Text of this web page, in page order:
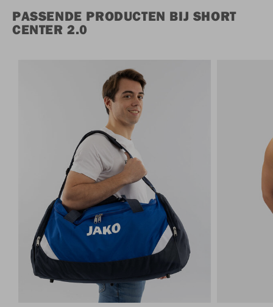
PASSENDE PRODUCTEN BIJ SHORT
CENTER 2.0